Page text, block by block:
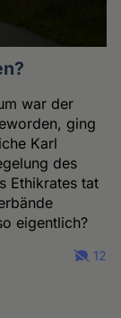
war der
ging
Karl
des
Ethikrates tat
eigentlich?
12